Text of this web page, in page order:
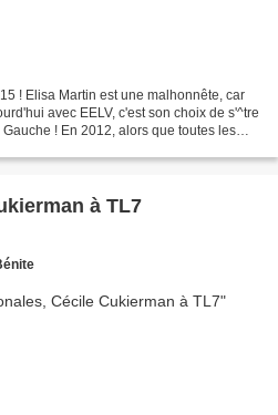
! Elisa Martin est une malhonnête, car
avec EELV, c'est son choix de s'^tre
! En 2012, alors que toutes les
à TL7